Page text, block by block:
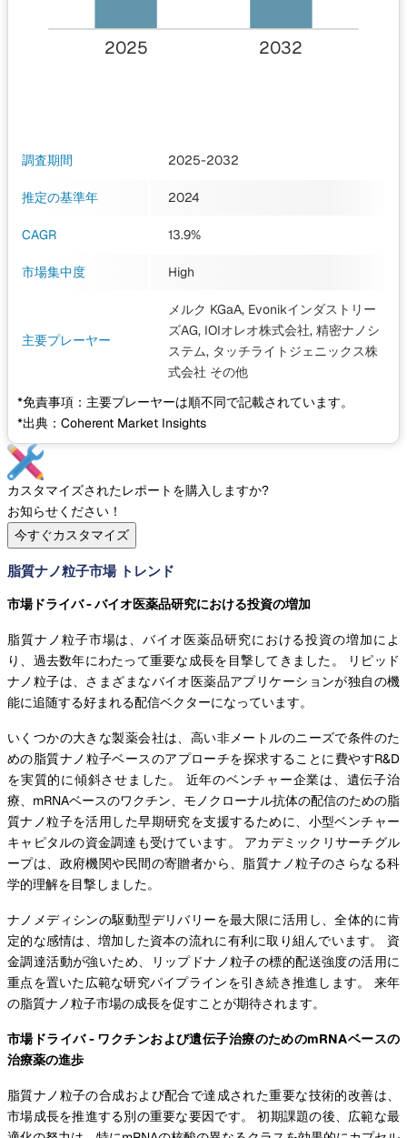
2025 2032
調査期間 2025-2032
推定の基準年 2024
CAGR 13.9%
市場集中度 High
主要プレーヤー
メルク KGaA, Evonikインダストリー
ズAG, IOIオレオ株式会社, 精密ナノシ
ステム, タッチライトジェニックス株
式会社 その他
*免責事項：主要プレーヤーは順不同で記載されています。
*出典：Coherent Market Insights
カスタマイズされたレポートを購入しますか?
お知らせください！
今すぐカスタマイズ
脂質ナノ粒子市場 トレンド
市場ドライバ - バイオ医薬品研究における投資の増加
脂質ナノ粒子市場は、バイオ医薬品研究における投資の増加によ
り、過去数年にわたって重要な成長を目撃してきました。 リピッド
ナノ粒子は、さまざまなバイオ医薬品アプリケーションが独自の機
能に追随する好まれる配信ベクターになっています。
いくつかの大きな製薬会社は、高い非メートルのニーズで条件のた
めの脂質ナノ粒子ベースのアプローチを探求することに費やすR&D
を実質的に傾斜させました。 近年のベンチャー企業は、遺伝子治
療、mRNAベースのワクチン、モノクローナル抗体の配信のための脂
質ナノ粒子を活用した早期研究を支援するために、小型ベンチャー
キャピタルの資金調達も受けています。 アカデミックリサーチグル
ープは、政府機関や民間の寄贈者から、脂質ナノ粒子のさらなる科
学的理解を目撃しました。
ナノメディシンの駆動型デリバリーを最大限に活用し、全体的に肯
定的な感情は、増加した資本の流れに有利に取り組んでいます。 資
金調達活動が強いため、リップドナノ粒子の標的配送強度の活用に
重点を置いた広範な研究パイプラインを引き続き推進します。 来年
の脂質ナノ粒子市場の成長を促すことが期待されます。
市場ドライバ - ワクチンおよび遺伝子治療のためのmRNAベースの
治療薬の進歩
脂質ナノ粒子の合成および配合で達成された重要な技術的改善は、
市場成長を推進する別の重要な要因です。 初期課題の後、広範な最